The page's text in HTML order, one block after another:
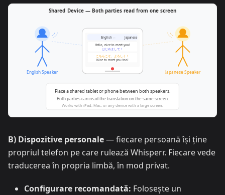
B) Dispozitive personale— fiecare persoană își ține
propriul telefon pe care rulează Whisperr. Fiecare vede
traducerea în propria limbă, în mod privat.
Configurare recomandată: Folosește un